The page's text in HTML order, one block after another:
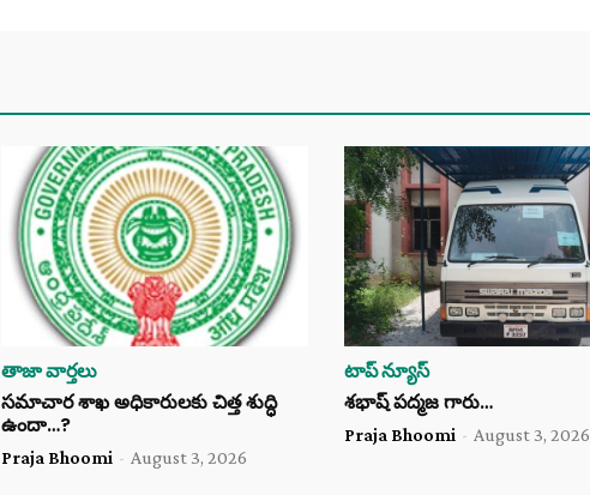
తాజా వార్తలు
సమాచార శాఖ అధికారులకు చిత్త శుద్ధి
ఉందా…?
Praja Bhoomi - August 3, 2026
టాప్ న్యూస్
శభాష్ పద్మజ గారు…
Praja Bhoomi - August 3, 2026